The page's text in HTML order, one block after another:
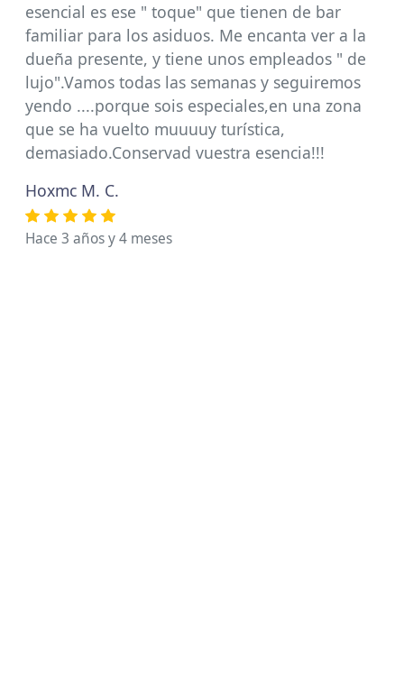
esencial es ese " toque" que tienen de bar
familiar para los asiduos. Me encanta ver a la
dueña presente, y tiene unos empleados " de
lujo".Vamos todas las semanas y seguiremos
yendo ....porque sois especiales,en una zona
que se ha vuelto muuuuy turística,
demasiado.Conservad vuestra esencia!!!
Hoxmc M. C.
Hace 3 años y 4 meses